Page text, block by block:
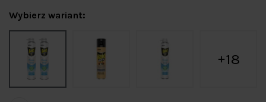
Wybierz wariant:
18